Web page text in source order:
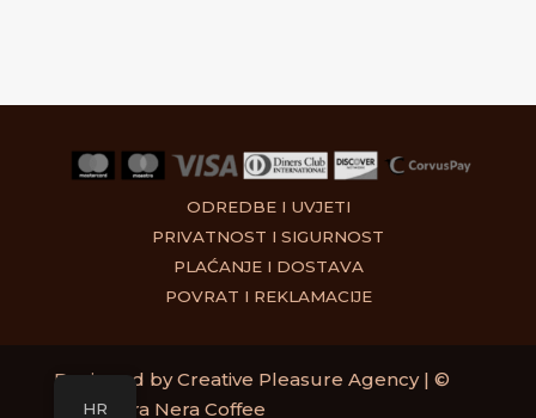
ODREDBE I UVJETI
PRIVATNOST I SIGURNOST
PLAĆANJE I DOSTAVA
POVRAT I REKLAMACIJE
Designed byCreative Pleasure Agency| ©
2025 Bora Nera Coffee
HR